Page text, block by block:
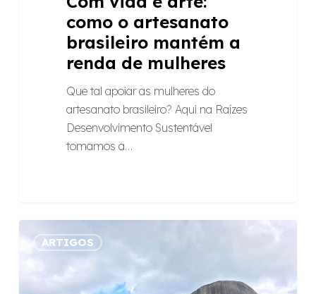
como o artesanato
brasileiro mantém a
renda de mulheres
Que tal apoiar as mulheres do
artesanato brasileiro? Aqui na Raízes
Desenvolvimento Sustentável
tomamos a…
como
viagens
ARTIGOS